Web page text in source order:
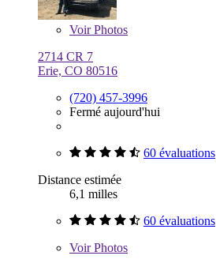
VoirPhotos
2714 CR 7
Erie, CO 80516
(720) 457-3996
Fermé aujourd'hui
60 évaluations
Distance estimée
6,1 milles
60 évaluations
VoirPhotos